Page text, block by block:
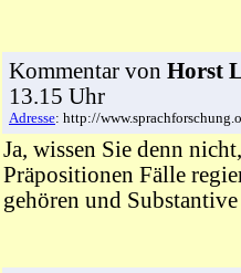
Kommentar von Horst
13.15 Uhr
Adresse: http://
Ja, wissen Sie denn
Präpositionen Fälle
gehören und